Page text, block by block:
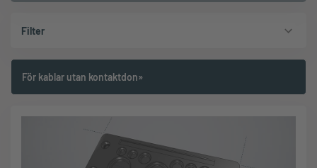
Filter
För kablar utan kontaktdon»